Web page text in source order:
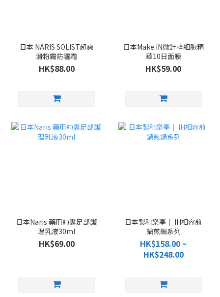
日本 NARIS SOLIST超爽
滑粉霧防曬霜
HK$88.00
日本Make.iN微針幹細胞精
華10日面膜
HK$59.00
日本Naris 藥用純露足部護
理乳液30ml
HK$69.00
日本製和樂亭｜ IH相容煎
鍋煎鍋系列
HK$158.00 ~
HK$248.00